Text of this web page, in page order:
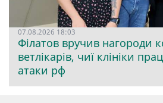
07.08.2026 18:03
Філатов вручив нагороди
ветлікарів, чиї клініки
атаки рф